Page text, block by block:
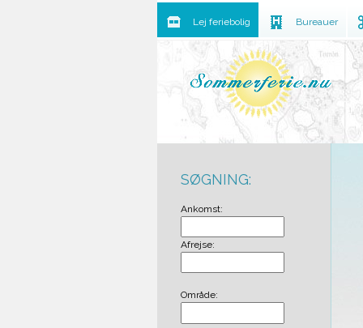
SØGNING:
Ankomst:
Afrejse:
Område:
Lej feriebolig Bureauer